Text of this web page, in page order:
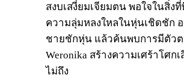
สงบเสงี่ยมเจียมตน พอใจในสิ่ง
ความลุ่มหลงใหลในหุ่นเชิดชัก
ชายชักหุ่น แล้วค้นพบการมีตัว
Weronika สร้างความเศร้าโศก
ไม่ถึง